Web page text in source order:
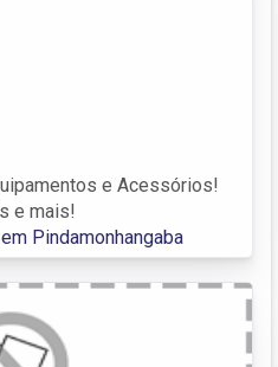
e Acessórios!
e mais!
Pindamonhangaba